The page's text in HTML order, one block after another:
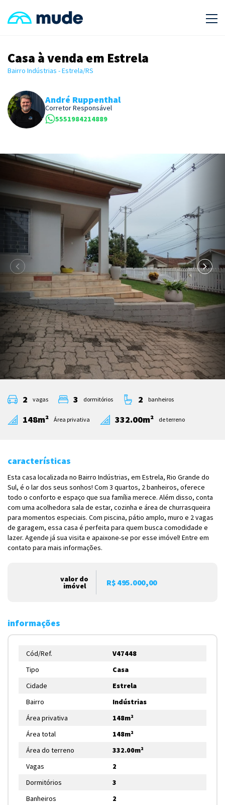
Casa à venda em Estrela
Bairro Indústrias - Estrela/RS
André Ruppenthal
Corretor Responsável
5551984214889
2 vagas 3 dormitórios 2 banheiros
148m² Área privativa 332.00m² de terreno
características
Esta casa localizada no Bairro Indústrias, em Estrela, Rio Grande do
Sul, é o lar dos seus sonhos! Com 3 quartos, 2 banheiros, oferece
todo o conforto e espaço que sua família merece. Além disso, conta
com uma acolhedora sala de estar, cozinha e área de churrasqueira
para momentos especiais. Com piscina, pátio amplo, muro e 2 vagas
de garagem, essa casa é perfeita para quem busca comodidade e
lazer. Agende já sua visita e apaixone-se por esse imóvel! Entre em
contato para mais informações.
valor do
imóvel R$ 495.000,00
informações
Cód/Ref.
V47448
Tipo
Casa
Cidade
Estrela
Bairro
Indústrias
Área privativa
148m²
Área total
148m²
Área do terreno
332.00m²
Vagas
2
Dormitórios
3
Banheiros
2